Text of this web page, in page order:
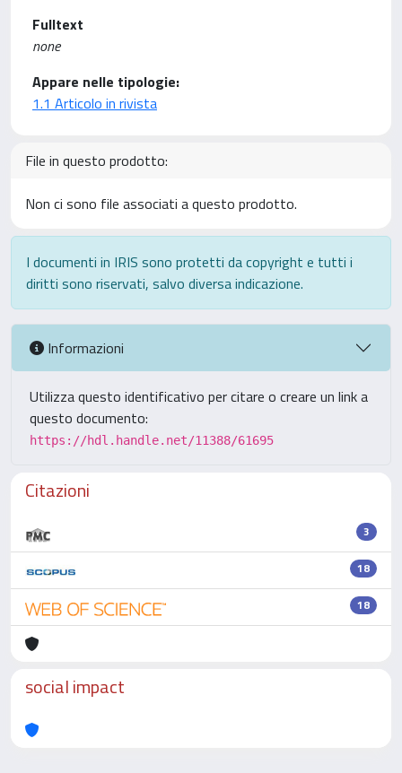
Fulltext
none
Appare nelle tipologie:
1.1 Articolo in rivista
File in questo prodotto:
Non ci sono file associati a questo prodotto.
I documenti in IRIS sono protetti da copyright e tutti i
diritti sono riservati, salvo diversa indicazione.
Informazioni
Utilizza questo identificativo per citare o creare un link a
questo documento:
https://hdl.handle.net/11388/61695
Citazioni
3
18
18
social impact